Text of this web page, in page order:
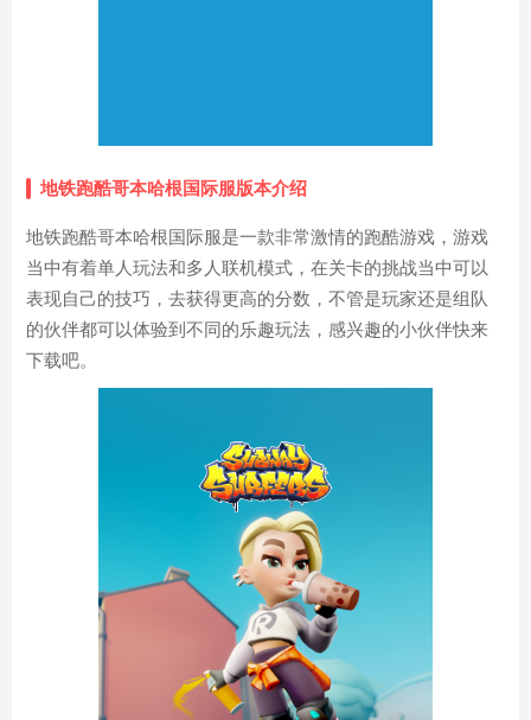
地铁跑酷哥本哈根国际服版本介绍
地铁跑酷哥本哈根国际服是一款非常激情的跑酷游戏，游戏
当中有着单人玩法和多人联机模式，在关卡的挑战当中可以
表现自己的技巧，去获得更高的分数，不管是玩家还是组队
的伙伴都可以体验到不同的乐趣玩法，感兴趣的小伙伴快来
下载吧。